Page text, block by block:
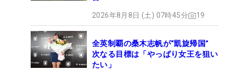
2026年8月8日 (土) 07時45分 19
全英制覇の桑木志帆が“凱旋帰国”
次なる目標は「やっぱり女王を狙い
たい」